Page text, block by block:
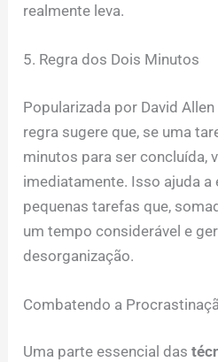
realmente leva.
5. Regra dos Dois Minutos
Popularizada por David
regra sugere que, se uma
minutos para ser concluída,
imediatamente. Isso ajuda a
pequenas tarefas que,
um tempo considerável e
desorganização.
Combatendo a
Uma parte essencial das